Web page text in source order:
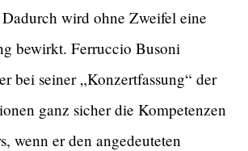
wird ohne Zweifel eine
bewirkt. Ferruccio Busoni
bei seiner „Konzertfassung“ der
ganz sicher die Kompetenzen
wenn er den angedeuteten